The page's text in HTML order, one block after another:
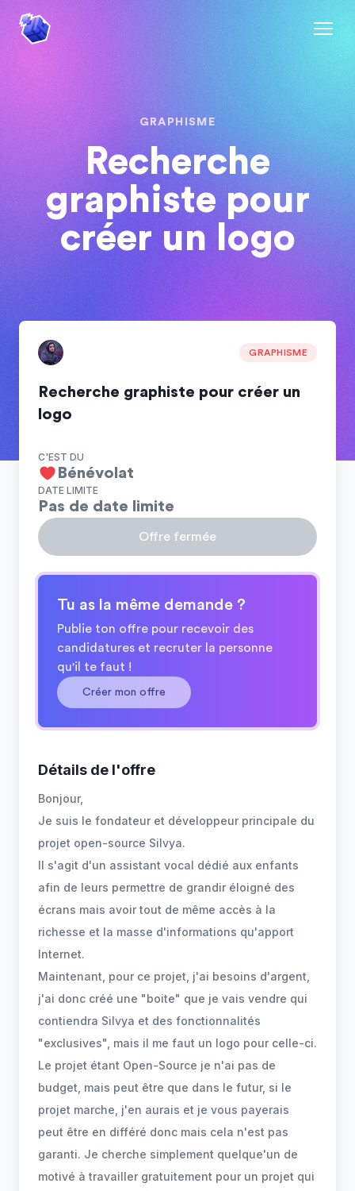
GRAPHISME
Recherche
graphiste pour
créer un logo
GRAPHISME
Recherche graphiste pour créer un
logo
C'EST DU
Bénévolat
DATE LIMITE
Pas de date limite
Offre fermée
Tu as la même demande ?
Publie ton offre pour recevoir des
candidatures et recruter la personne
qu'il te faut !
Créer mon offre
Détails de l'offre
Bonjour,
Je suis le fondateur et développeur principale du
projet open-source Silvya.
Il s'agit d'un assistant vocal dédié aux enfants
afin de leurs permettre de grandir éloigné des
écrans mais avoir tout de même accès à la
richesse et la masse d'informations qu'apport
Internet.
Maintenant, pour ce projet, j'ai besoins d'argent,
j'ai donc créé une "boite" que je vais vendre qui
contiendra Silvya et des fonctionnalités
"exclusives", mais il me faut un logo pour celle-ci.
Le projet étant Open-Source je n'ai pas de
budget, mais peut être que dans le futur, si le
projet marche, j'en aurais et je vous payerais
peut être en différé donc mais cela n'est pas
garanti. Je cherche simplement quelque'un de
motivé à travailler gratuitement pour un projet qui